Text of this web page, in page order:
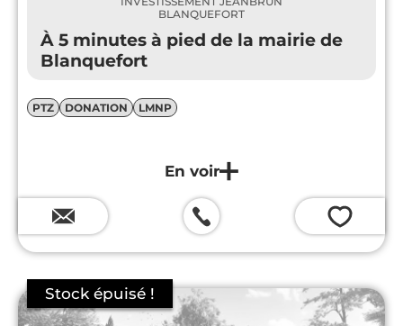
BLANQUEFORT
À 5 minutes à pied de la mairie de
Blanquefort
PTZ DONATION LMNP
💗